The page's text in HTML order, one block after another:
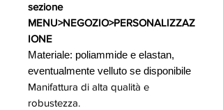
sezione
MENU>NEGOZIO>PERSONALIZZAZ
IONE
Materiale: poliammide e elastan,
eventualmente velluto se disponibile
Manifattura di alta qualità e
robustezza.